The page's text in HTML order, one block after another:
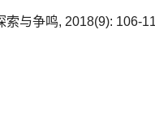
索与争鸣, 2018(9): 106-